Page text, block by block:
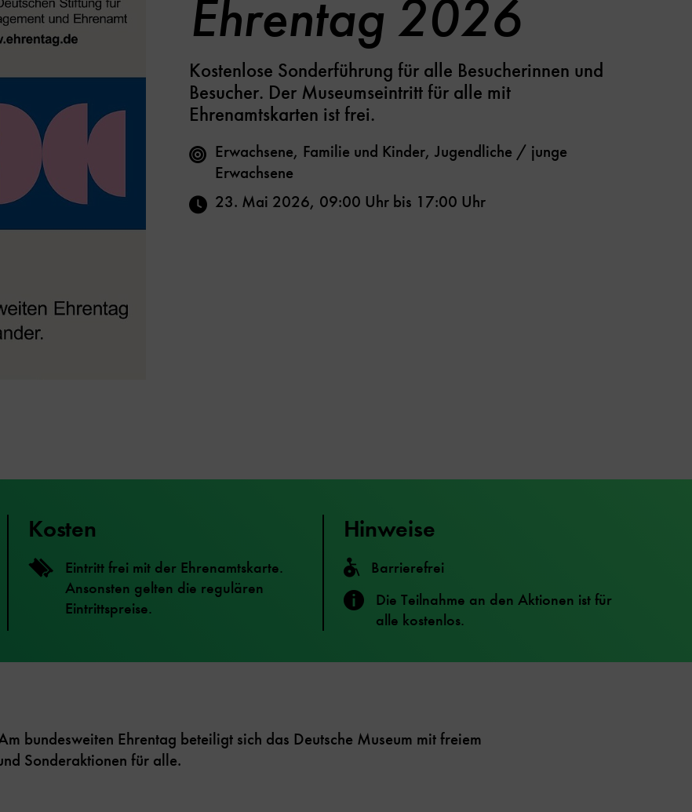
Ehrentag 2026
Kostenlose Sonderführung für alle Besucherinnen und
Besucher. Der Museumseintritt für alle mit
Ehrenamtskarten ist frei.
Erwachsene, Familie und Kinder, Jugendliche / junge
Erwachsene
23. Mai 2026, 09:00 Uhrbis 17:00 Uhr
Kosten
Eintritt frei mit der Ehrenamtskarte.
Ansonsten gelten die regulären
Eintrittspreise.
Hinweise
Barrierefrei
Die Teilnahme an den Aktionen ist für
alle kostenlos.
bundesweiten Ehrentag beteiligt sich das Deutsche Museum mit freiem
Sonderaktionen für alle.